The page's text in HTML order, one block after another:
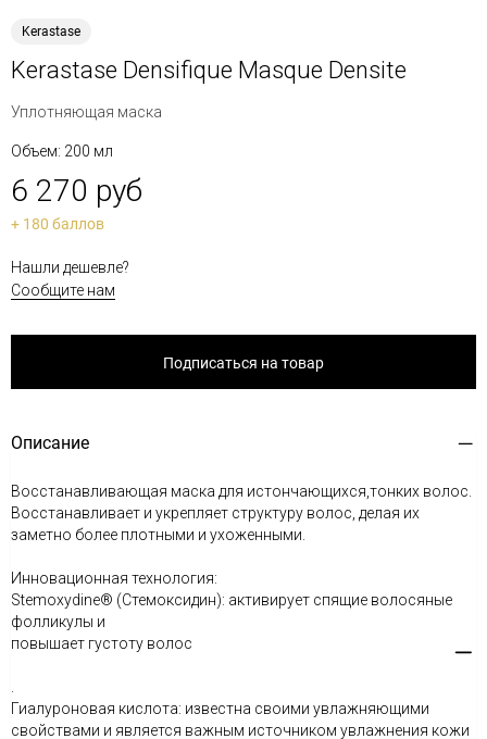
Kerastase
Kerastase Densifique Masque Densite
Уплотняющая маска
Объем: 200 мл
6 270 руб
+ 180 баллов
Нашли дешевле?
Сообщите нам
Подписаться на товар
Описание
Восстанавливающая маска для истончающихся,тонких волос.
Восстанавливает и укрепляет структуру волос, делая их
заметно более плотными и ухоженными.
Инновационная технология:
Stemoxydine® (Стемоксидин): активирует спящие волосяные
фолликулы и
повышает густоту волос
Гиалуроновая кислота: известна своими увлажняющими
свойствами и является важным источником увлажнения кожи